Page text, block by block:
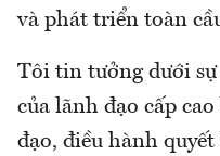
và phát triển toàn
Tôi tin tưởng dưới
của lãnh đạo cấp
đạo, điều hành